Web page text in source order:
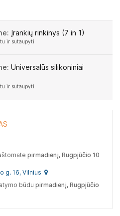
Įrankių rinkinys (7 in 1)
ir sutaupyti
Universalūs silikoniniai
ir sutaupyti
pirmadienį, Rugpjūčio 10
g. 16, Vilnius
būdu pirmadienį, Rugpjūčio